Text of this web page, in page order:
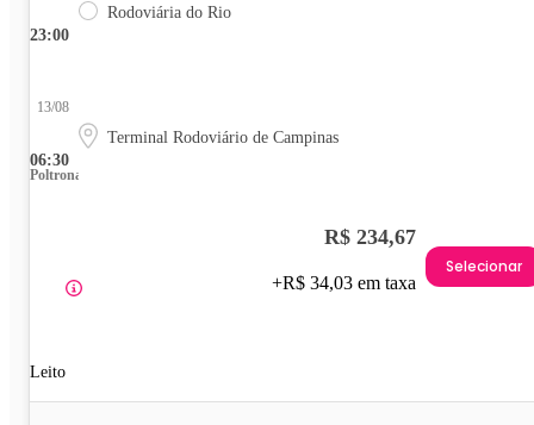
23:00
Rodoviária do Rio
06:30
13/08
Terminal Rodoviário de Campinas
Poltrona
Leito
R$ 234,67
+R$ 34,03 em taxa
Selecionar